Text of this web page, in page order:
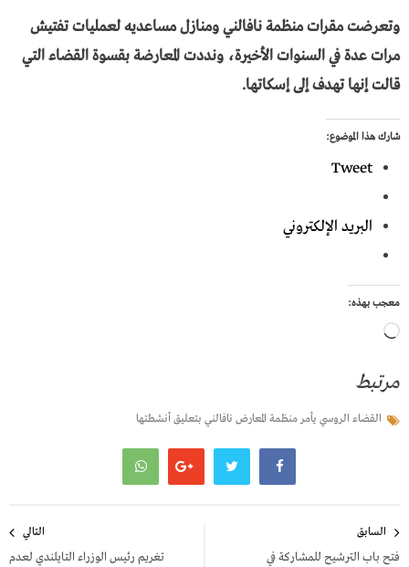
وتعرضت مقرات منظمة نافالني ومنازل مساعديه لعمليات تفتيش
مرات عدة في السنوات الأخيرة، ونددت المعارضة بقسوة القضاء التي
قالت إنها تهدف إلى إسكاتها.
شارك هذا الموضوع:
Tweet
البريد الإلكتروني
معجب بهذه:
جاري
مرتبط
القضاء الروسي يأمر منظمة المعارض نافالني بتعليق أنشطتها
المقالات
السابق
فتح باب الترشيح للمشاركة في
التالي
تغريم رئيس الوزراء التايلندي لعدم